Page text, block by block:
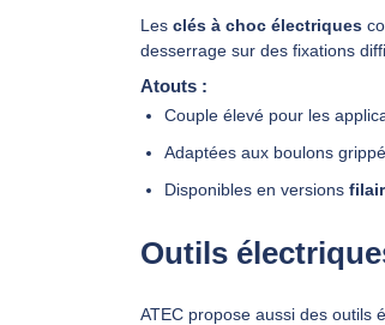
Les clés à choc électriques
desserrage sur des fixations
Atouts :
Couple élevé pour les
Adaptées aux boulons
Disponibles en versions
Outils
ATEC propose aussi des outils